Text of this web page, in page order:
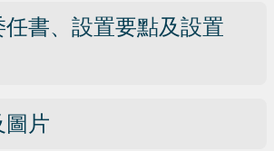
書、設置要點及設置
圖片